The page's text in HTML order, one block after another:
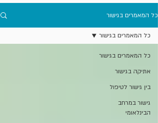
כל המאמרים בגישור
כל המאמרים בגישור
אתיקה בגישור
בין גישור לטיפול
גישור במרחב
הבינלאומי
כל המאמרים בגישור